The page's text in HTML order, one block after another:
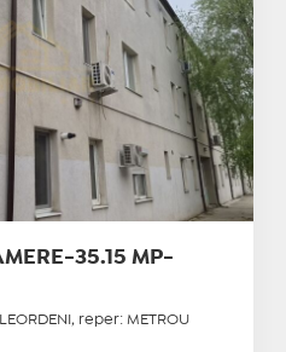
35.15 MP-
reper: METROU